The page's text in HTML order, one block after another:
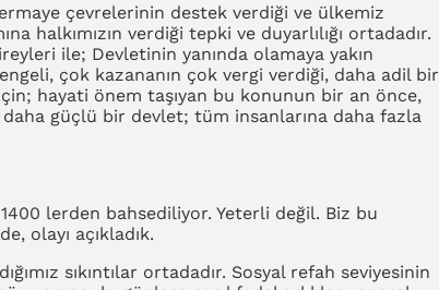
çevrelerinin destek verdiği ve ülkemiz
halkımızın verdiği tepki ve duyarlılığı ortadadır.
ile; Devletinin yanında olamaya yakın
çok kazananın çok vergi verdiği, daha adil bir
hayati önem taşıyan bu konunun bir an önce,
daha güçlü bir devlet; tüm insanlarına daha fazla
lerden bahsediliyor. Yeterli değil. Biz bu
olayı açıkladık.
sıkıntılar ortadadır. Sosyal refah seviyesinin